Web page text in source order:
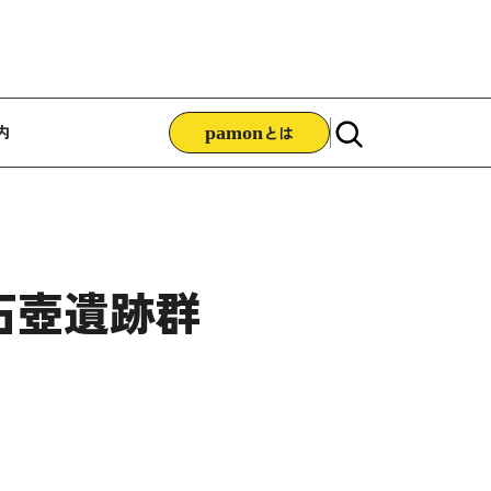
pamon とは
遺跡群